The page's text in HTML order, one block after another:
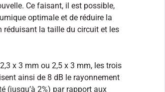
Ce faisant, il est possible,
optimale et de réduire la
réduisant la taille du circuit et les
x 3 mm ou 2,5 x 3 mm, les trois
ainsi de 8 dB le rayonnement
(jusqu’à 2%) par rapport aux